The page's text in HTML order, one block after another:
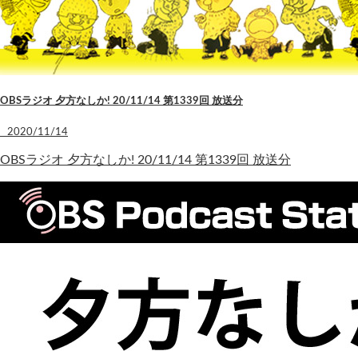
OBSラジオ 夕方なしか! 20/11/14 第1339回 放送分
2020/11/14
OBSラジオ 夕方なしか! 20/11/14 第1339回 放送分